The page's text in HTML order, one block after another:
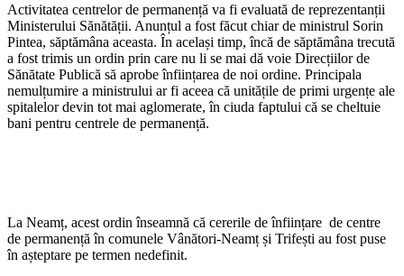
Activitatea centrelor de permanență va fi evaluată de reprezentanții
Ministerului Sănătății. Anunțul a fost făcut chiar de ministrul Sorin
Pintea, săptămâna aceasta. În același timp, încă de săptămâna trecută
a fost trimis un ordin prin care nu li se mai dă voie Direcțiilor de
Sănătate Publică să aprobe înființarea de noi ordine. Principala
nemulțumire a ministrului ar fi aceea că unitățile de primi urgențe ale
spitalelor devin tot mai aglomerate, în ciuda faptului că se cheltuie
bani pentru centrele de permanență.
La Neamț, acest ordin înseamnă că cererile de înființare de centre
de permanență în comunele Vânători-Neamț și Trifești au fost puse
în așteptare pe termen nedefinit.